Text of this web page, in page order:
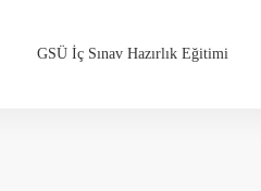
GSÜ İç Sınav Hazırlık Eğitimi